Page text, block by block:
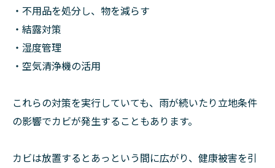
・不用品を処分し、物を減らす
・結露対策
・湿度管理
・空気清浄機の活用
これらの対策を実行していても、雨が続いたり立地条件
の影響でカビが発生することもあります。
カビは放置するとあっという間に広がり、健康被害を引